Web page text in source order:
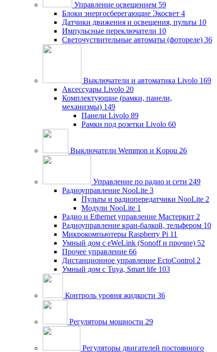
Управление освещением 59
Блоки энергосберегающие Экосвет 4
Датчики движения и освещения, пульты 10
Импульсные переключатели 10
Светочуствительные автоматы (фотореле) 36
Выключатели и автоматика Livolo 169
Аксессуары Livolo 20
Комплектующие (рамки, панели,
механизмы) 149
Панели Livolo 89
Рамки под розетки Livolo 60
Выключатели Wemmon и Kopou 26
Управление по радио и сети 249
Радиоуправление NooLite 3
Пульты и радиопередатчики NooLite 2
Модули NooLite 1
Радио и Ethernet управление Мастеркит 2
Радиоуправление кран-балкой, тельфером 10
Микрокомпьютеры Raspberry Pi 11
Умный дом c eWeLink (Sonoff и прочие) 52
Прочее управление 66
Дистанционное управление EctoControl 2
Умный дом с Tuya, Smart life 103
Контроль уровня жидкости 36
Регуляторы мощности 29
Регуляторы двигателей постоянного